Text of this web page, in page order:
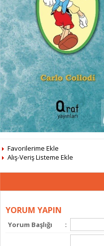
Favorilerime Ekle
Alış-Veriş Listeme Ekle
YORUM YAPIN
Yorum Başlığı :